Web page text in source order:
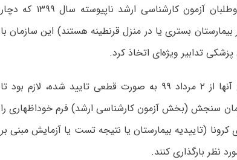
به منظور ارائه خدمات به آن دسته از داوطلبان آزمون کارشناسی ارشد ناپیوسته سال ۱۳۹۹ که دچار
بیمارستان بستری یا در منزل قرنطینه هستند) این سازمان با
تدابیر ویژه‌ای اتخاذ کرد.
بر این اساس داوطلبانی که علائم بیماری آنها از ۲ مرداد ۹۹ به صورت قطعی تایید شده، لازم بود تا
به سایت سازمان سنجش (بخش آزمون کارشناسی ارشد) فرم خوداظهاری را
(تاییدیه بیمارستان یا نتیجه تست یا آزمایش مبنی بر
نظر بارگذاری کنند.